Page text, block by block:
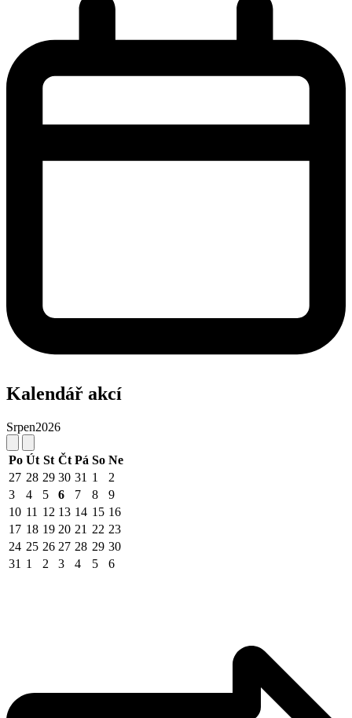
Kalendář akcí
Srpen2026
Po Út St Čt Pá So Ne
27 28 29 30 31 1
2
3
4 5 6 7 8
9
10 11 12 13 14 15 16
17 18 19 20 21 22 23
24 25 26 27 28 29 30
31 1 2 3 4 5 6